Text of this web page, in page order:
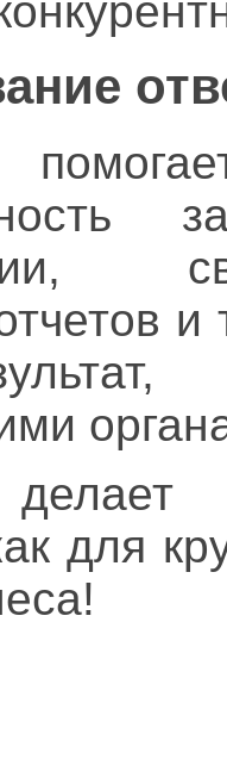
и
для